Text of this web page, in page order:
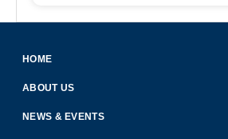
HOME
ABOUT US
NEWS & EVENTS